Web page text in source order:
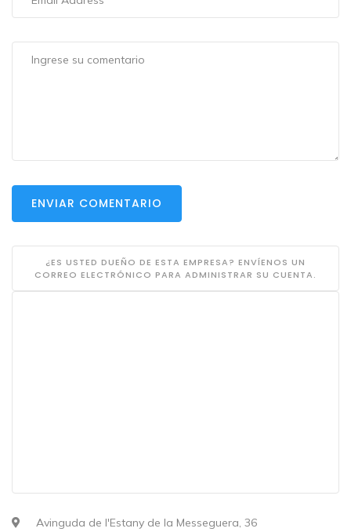
ENVIAR COMENTARIO
¿ES USTED DUEÑO DE ESTA EMPRESA? ENVÍENOS UN
CORREO ELECTRÓNICO PARA ADMINISTRAR SU CUENTA.
Avinguda de l'Estany de la Messeguera, 36